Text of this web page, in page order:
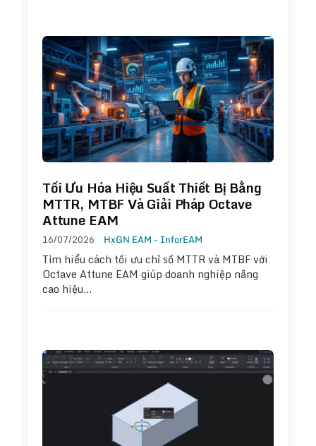
Tối Ưu Hóa Hiệu Suất Thiết Bị Bằng
MTTR, MTBF Và Giải Pháp Octave
Attune EAM
16/07/2026 HxGN EAM - InforEAM
Tìm hiểu cách tối ưu chỉ số MTTR và MTBF với
Octave Attune EAM giúp doanh nghiệp nâng
cao hiệu…